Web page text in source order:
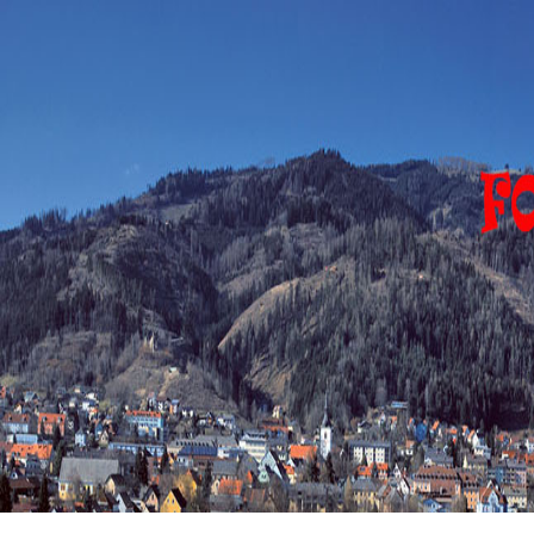
Eventfotograph-
sirgerhard